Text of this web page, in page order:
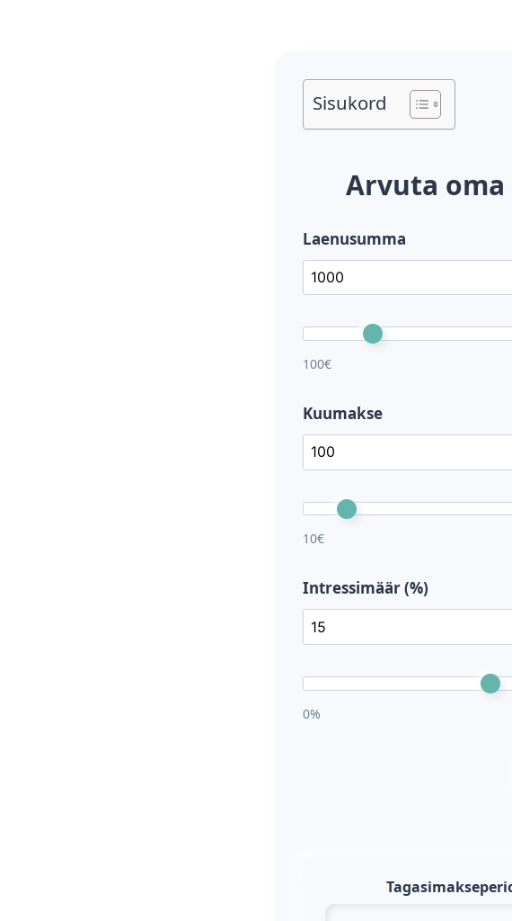
Sisukord
Arvuta
Laenusumma
100€
Kuumakse
10€
Intressimäär (%)
0%